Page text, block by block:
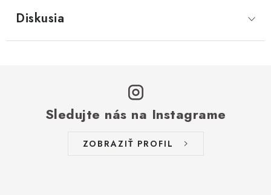
Diskusia
Sledujte nás na Instagrame
ZOBRAZIŤ PROFIL